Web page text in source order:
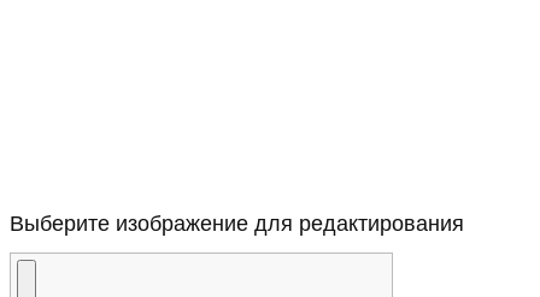
Выберите изображение для редактирования